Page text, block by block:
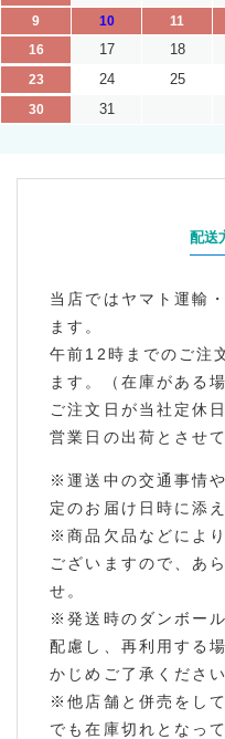
9 10 11
16
17 18
23
24 25
30
31
配送
当店ではヤマト運輸
ます。
午前12時までのご注
ます。（在庫がある場
ご注文日が当社定休
営業日の出荷とさせ
※運送中の交通事情
定のお届け日時に添
※商品欠品などによ
ございますので、あ
せ。
※発送時のダンボー
配慮し、再利用する
かじめご了承ください
※他店舗と併売をし
でも在庫切れとなっ